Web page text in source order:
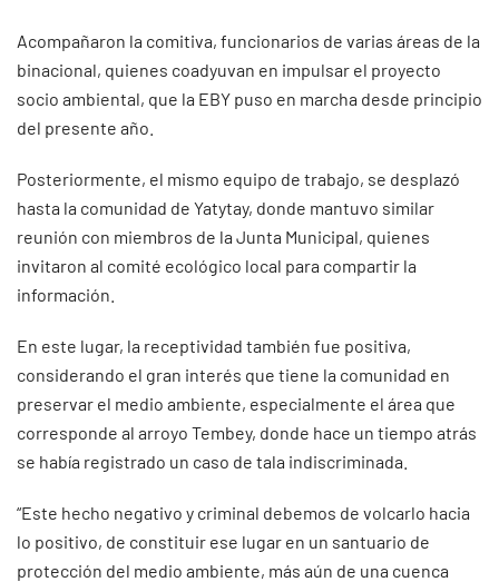
Acompañaron la comitiva, funcionarios de varias áreas de la
binacional, quienes coadyuvan en impulsar el proyecto
socio ambiental, que la EBY puso en marcha desde principio
del presente año.
Posteriormente, el mismo equipo de trabajo, se desplazó
hasta la comunidad de Yatytay, donde mantuvo similar
reunión con miembros de la Junta Municipal, quienes
invitaron al comité ecológico local para compartir la
información.
En este lugar, la receptividad también fue positiva,
considerando el gran interés que tiene la comunidad en
preservar el medio ambiente, especialmente el área que
corresponde al arroyo Tembey, donde hace un tiempo atrás
se había registrado un caso de tala indiscriminada.
“Este hecho negativo y criminal debemos de volcarlo hacia
lo positivo, de constituir ese lugar en un santuario de
protección del medio ambiente, más aún de una cuenca